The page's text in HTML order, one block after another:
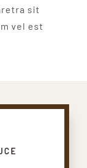
sit
vel est